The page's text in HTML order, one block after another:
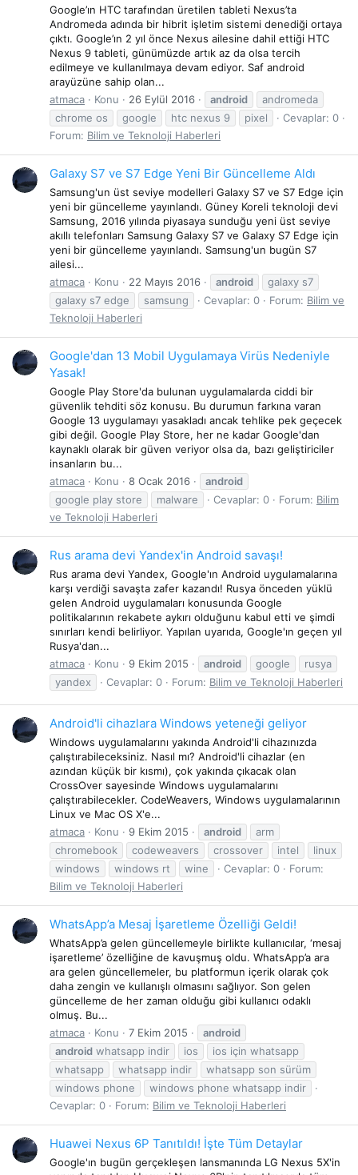
Google’ın HTC tarafından üretilen tableti Nexus’ta
Andromeda adında bir hibrit işletim sistemi denediği ortaya
çıktı. Google’ın 2 yıl önce Nexus ailesine dahil ettiği HTC
Nexus 9 tableti, günümüzde artık az da olsa tercih
edilmeye ve kullanılmaya devam ediyor. Saf android
arayüzüne sahip olan...
atmaca
Konu 26 Eylül 2016 android
andromeda
chrome os
google htc nexus 9 pixel
Cevaplar: 0
Forum: Bilim ve Teknoloji Haberleri
Galaxy S7 ve S7 Edge Yeni Bir Güncelleme Aldı
Samsung'un üst seviye modelleri Galaxy S7 ve S7 Edge için
yeni bir güncelleme yayınlandı. Güney Koreli teknoloji devi
Samsung, 2016 yılında piyasaya sunduğu yeni üst seviye
akıllı telefonları Samsung Galaxy S7 ve Galaxy S7 Edge için
yeni bir güncelleme yayınlandı. Samsung'un bugün S7
ailesi...
atmaca
Konu 22 Mayıs 2016 android
galaxy s7
galaxy s7 edge
samsung Cevaplar: 0 Forum: Bilim ve
Teknoloji Haberleri
Google'dan 13 Mobil Uygulamaya Virüs Nedeniyle
Yasak!
Google Play Store'da bulunan uygulamalarda ciddi bir
güvenlik tehditi söz konusu. Bu durumun farkına varan
Google 13 uygulamayı yasakladı ancak tehlike pek geçecek
gibi değil. Google Play Store, her ne kadar Google'dan
kaynaklı olarak bir güven veriyor olsa da, bazı geliştiriciler
insanların bu...
atmaca
Konu 8 Ocak 2016
android
google play store
malware Cevaplar: 0 Forum: Bilim
ve Teknoloji Haberleri
Rus arama devi Yandex'in Android savaşı!
Rus arama devi Yandex, Google'ın Android uygulamalarına
karşı verdiği savaşta zafer kazandı! Rusya önceden yüklü
gelen Android uygulamaları konusunda Google
politikalarının rekabete aykırı olduğunu kabul etti ve şimdi
sınırları kendi belirliyor. Yapılan uyarıda, Google'ın geçen yıl
Rusya'dan...
atmaca
Konu 9 Ekim 2015 android google
rusya
yandex
Cevaplar: 0 Forum: Bilim ve Teknoloji Haberleri
Android'li cihazlara Windows yeteneği geliyor
Windows uygulamalarını yakında Android'li cihazınızda
çalıştırabileceksiniz. Nasıl mı? Android'li cihazlar (en
azından küçük bir kısmı), çok yakında çıkacak olan
CrossOver sayesinde Windows uygulamalarını
çalıştırabilecekler. CodeWeavers, Windows uygulamalarının
Linux ve Mac OS X'e...
atmaca
Konu 9 Ekim 2015 android
arm
chromebook
codeweavers crossover intel
linux
windows
windows rt wine Cevaplar: 0
Forum:
Bilim ve Teknoloji Haberleri
WhatsApp’a Mesaj İşaretleme Özelliği Geldi!
WhatsApp’a gelen güncellemeyle birlikte kullanıcılar, ‘mesaj
işaretleme’ özelliğine de kavuşmuş oldu. WhatsApp’a ara
ara gelen güncellemeler, bu platformun içerik olarak çok
daha zengin ve kullanışlı olmasını sağlıyor. Son gelen
güncelleme de her zaman olduğu gibi kullanıcı odaklı
olmuş. Bu...
atmaca
Konu 7 Ekim 2015
android
android whatsapp indir ios
ios için whatsapp
whatsapp
whatsapp indir
whatsapp son sürüm
windows phone
windows phone whatsapp indir
Cevaplar: 0
Forum: Bilim ve Teknoloji Haberleri
Huawei Nexus 6P Tanıtıldı! İşte Tüm Detaylar
Google'ın bugün gerçekleşen lansmanında LG Nexus 5X'in